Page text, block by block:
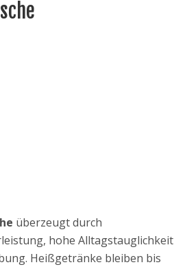
überzeugt durch
hohe Alltagstauglichkeit
Heißgetränke bleiben bis